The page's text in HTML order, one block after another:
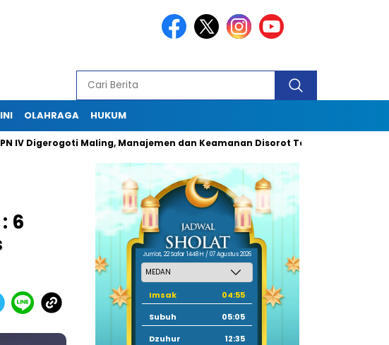
OLAHRAGA HUKUM
Maling, Manajemen dan Keamanan Disorot Tajam
6
Jum'at, 22 Safar 1448 H / 07 Agustus 2026
Imsak
04:55
Subuh
05:05
Dzuhur
12:35